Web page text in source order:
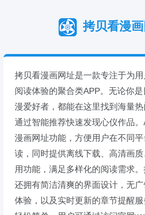
拷贝看漫
拷贝看漫画网址是一款专注于为
阅读体验的聚合类APP。无论你
漫爱好者，都能在这里找到海量
通过智能推荐快速发现心仪作品
漫画网址功能，方便用户在不同
读，同时提供离线下载、高清画
用功能，满足多样化的阅读需求
还拥有简洁清爽的界面设计，无
体验，以及实时更新的章节提醒